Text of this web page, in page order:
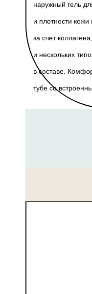
наружный гель
и плотности кожи
за счет
и нескольких
в составе.
тубе со